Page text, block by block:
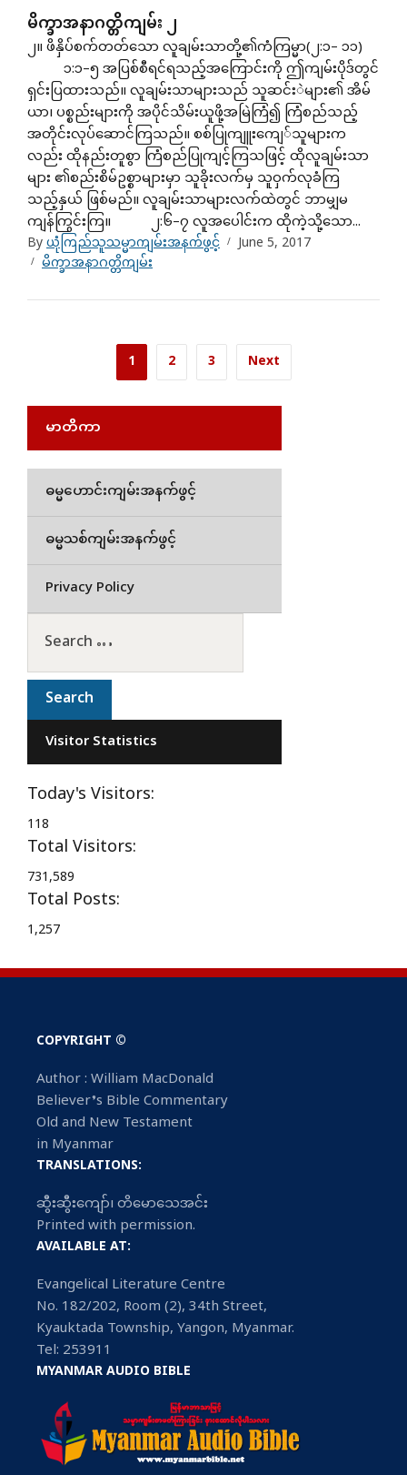
မိက္ခာအနာဂတ္တိကျမ်း ၂
၂။ ဖိနှိပ်စက်တတ်သော လူချမ်းသာတို့၏ကံကြမ္မာ(၂:၁– ၁၁)
၁:၁–၅ အပြစ်စီရင်ရသည့်အကြောင်းကို ဤကျမ်းပိုဒ်တွင်
ရှင်းပြထားသည်။ လူချမ်းသာများသည် သူဆင်းဲများ၏ အိမ်
ယာ၊ ပစ္စည်းများကို အပိုင်သိမ်းယူဖို့အမြဲကြံ၍ ကြံစည်သည့်
အတိုင်းလုပ်ဆောင်ကြသည်။ စစ်ပြုကျူးကျေ်သူများက
လည်း ထိုနည်းတူစွာ ကြံစည်ပြုကျင့်ကြသဖြင့် ထိုလူချမ်းသာ
များ ၏စည်းစိမ်ဥစ္စာများမှာ သူခိုးလက်မှ သူဝှက်လုခံကြ
သည့်နှယ် ဖြစ်မည်။ လူချမ်းသာများလက်ထဲတွင် ဘာမျှမ
ကျန်ကြွင်းကြ။ ၂:၆–၇ လူအပေါင်းက ထိုကဲ့သို့သော...
Byယုံကြည်သူသမ္မာကျမ်းအနက်ဖွင့် June 5, 2017
မိက္ခာအနာဂတ္တိကျမ်း
1 2 3 Next
မာတိကာ
ဓမ္မဟောင်းကျမ်းအနက်ဖွင့်
ဓမ္မသစ်ကျမ်းအနက်ဖွင့်
Privacy Policy
Visitor Statistics
Today's Visitors:
118
Total Visitors:
731,589
Total Posts:
1,257
COPYRIGHT ©
Author : William MacDonald
Believer’s Bible Commentary
Old and New Testament
in Myanmar
TRANSLATIONS:
ဆွီးဆွီးကျော်၊ တိမောသေအင်း
Printed with permission.
AVAILABLE AT:
Evangelical Literature Centre
No. 182/202, Room (2), 34th Street,
Kyauktada Township, Yangon, Myanmar.
Tel: 253911
MYANMAR AUDIO BIBLE